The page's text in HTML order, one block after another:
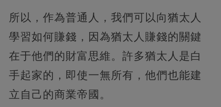
所以，作為普通人，我們可以向猶太人
學習如何賺錢，因為猶太人賺錢的關鍵
在于他們的財富思維。許多猶太人是白
手起家的，即使一無所有，他們也能建
立自己的商業帝國。